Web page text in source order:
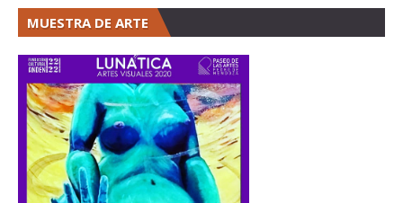
MUESTRA DE ARTE